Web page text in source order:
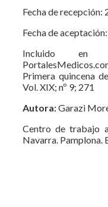
Fecha de
Fecha de
Incluido en
Primera quincena
Vol. XIX; nº 9; 271
Autora:Garazi
Centro de trabajo
Navarra. Pamplona.